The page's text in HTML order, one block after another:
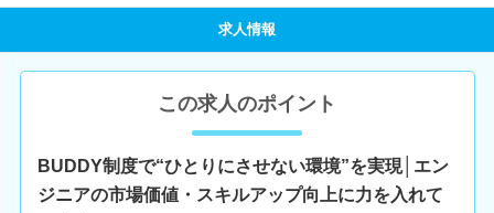
求人情報
この求人のポイント
BUDDY制度で“ひとりにさせない環境”を実現│エン
ジニアの市場価値・スキルアップ向上に力を入れて